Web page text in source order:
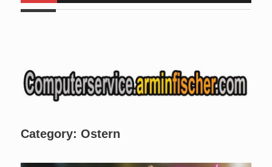
Euch da . AmMo, 24.08.2026 bis Fr, 28.08.2026halte ich
nicht verfügbar.
Category: Ostern